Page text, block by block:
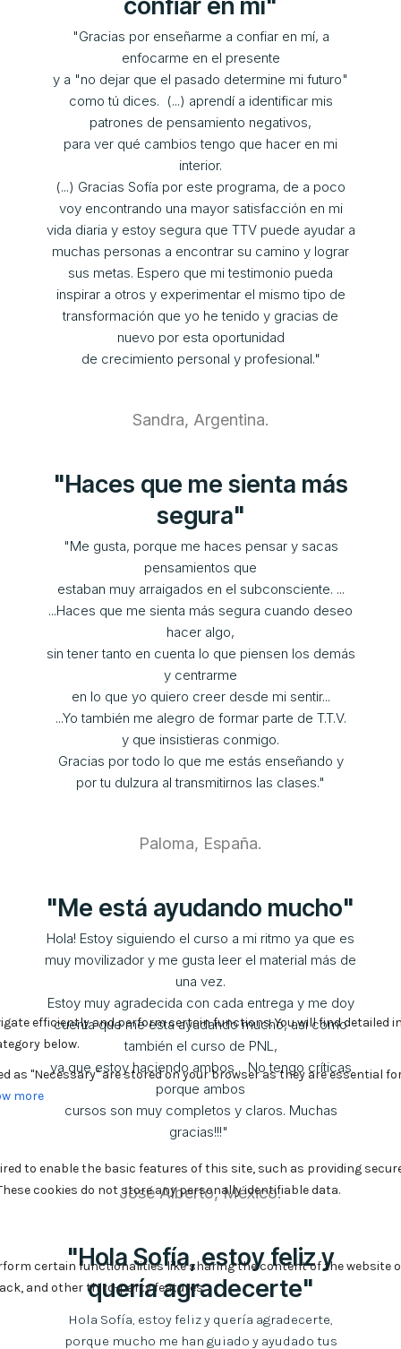
"Gracias por enseñarme a confiar en mí, a
enfocarme en el presente
y a "no dejar que el pasado determine mi futuro"
como tú dices. (...) aprendí a identificar mis
patrones de pensamiento negativos,
para ver qué cambios tengo que hacer en mi
interior.
(...) Gracias Sofía por este programa, de a poco
voy encontrando una mayor satisfacción en mi
vida diaria y estoy segura que TTV puede ayudar a
muchas personas a encontrar su camino y lograr
sus metas. Espero que mi testimonio pueda
inspirar a otros y experimentar el mismo tipo de
transformación que yo he tenido y gracias de
nuevo por esta oportunidad
de crecimiento personal y profesional."
Sandra, Argentina.
"Haces que me sienta más
segura"
"Me gusta, porque me haces pensar y sacas
pensamientos que
estaban muy arraigados en el subconsciente. ...
...Haces que me sienta más segura cuando deseo
hacer algo,
sin tener tanto en cuenta lo que piensen los demás
y centrarme
en lo que yo quiero creer desde mi sentir...
...Yo también me alegro de formar parte de T.T.V.
y que insistieras conmigo.
Gracias por todo lo que me estás enseñando y
por tu dulzura al transmitirnos las clases."
Paloma, España.
"Me está ayudando mucho"
Hola! Estoy siguiendo el curso a mi ritmo ya que es
muy movilizador y me gusta leer el material más de
una vez.
Estoy muy agradecida con cada entrega y me doy
cuenta que me esta ayudando mucho, así como
también el curso de PNL,
ya que estoy haciendo ambos . No tengo críticas
porque ambos
cursos son muy completos y claros. Muchas
gracias!!!"
José Alberto, México.
"Hola Sofía, estoy feliz y
quería agradecerte"
Hola Sofía, estoy feliz y quería agradecerte,
porque mucho me han guiado y ayudado tus